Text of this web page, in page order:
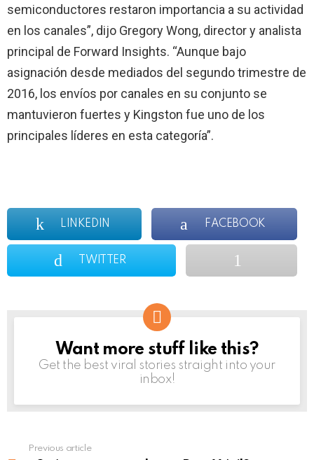
semiconductores restaron importancia a su actividad
en los canales”, dijo Gregory Wong, director y analista
principal de Forward Insights. “Aunque bajo
asignación desde mediados del segundo trimestre de
2016, los envíos por canales en su conjunto se
mantuvieron fuertes y Kingston fue uno de los
principales líderes en esta categoría”.
LINKEDIN FACEBOOK
TWITTER
NEWSLETTER
Want more stuff like this?
Get the best viral stories straight into your
inbox!
Previous article